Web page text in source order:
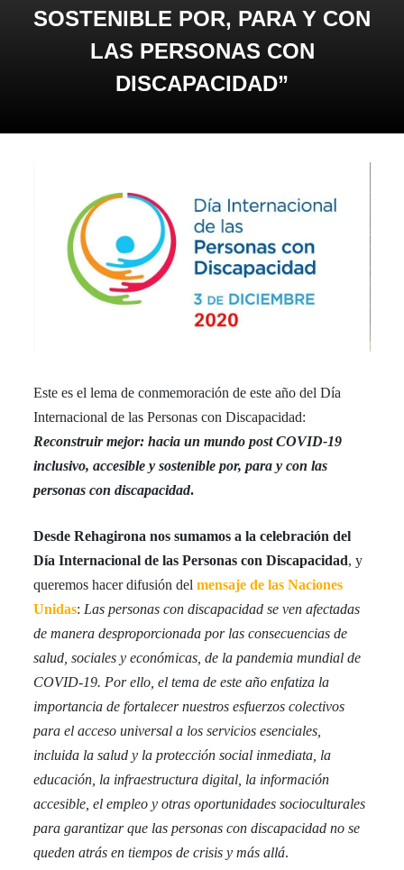
SOSTENIBLE POR, PARA Y CON
LAS PERSONAS CON
DISCAPACIDAD”
Este es el lema de conmemoración de este año del Día
Internacional de las Personas con Discapacidad:
Reconstruir mejor: hacia un mundo post COVID-19
inclusivo, accesible y sostenible por, para y con las
personas con discapacidad.
Desde Rehagirona nos sumamos a la celebración del
Día Internacional de las Personas con Discapacidad, y
queremos hacer difusión delmensaje de las Naciones
Unidas: Las personas con discapacidad se ven afectadas
de manera desproporcionada por las consecuencias de
salud, sociales y económicas, de la pandemia mundial de
COVID-19. Por ello, el tema de este año enfatiza la
importancia de fortalecer nuestros esfuerzos colectivos
para el acceso universal a los servicios esenciales,
incluida la salud y la protección social inmediata, la
educación, la infraestructura digital, la información
accesible, el empleo y otras oportunidades socioculturales
para garantizar que las personas con discapacidad no se
queden atrás en tiempos de crisis y más allá.